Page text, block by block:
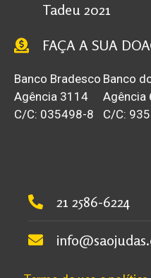
Tadeu 2021
FAÇA A SUA
Banco Bradesco
Agência 3114
C/C: 035498-8
Banco
Agência
C/C:
21 2586-6224